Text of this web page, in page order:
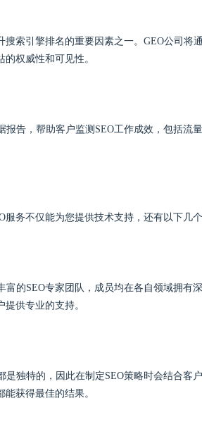
搜索引擎排名的重要因素之一。GEO公司
权威性和可见性。
报告，帮助客户监测SEO工作成效，包括
服务不仅能为您提供技术支持，还有以下几
富的SEO专家团队，成员均在各自领域拥
供专业的支持。
是独特的，因此在制定SEO策略时会结合
获得最佳的结果。